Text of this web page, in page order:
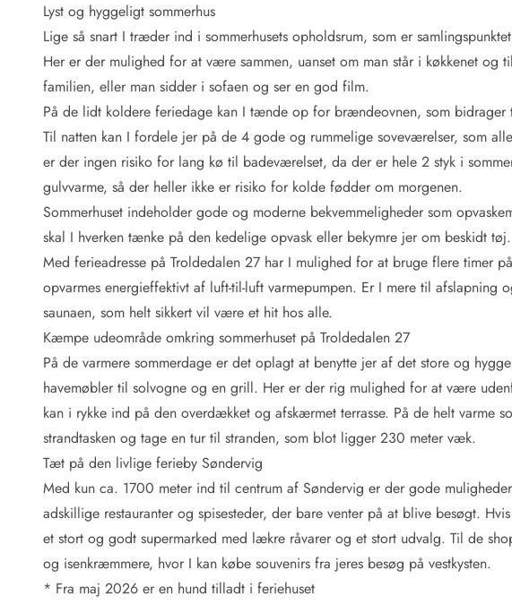
Vejret i Danmark
Sæsontider
Baderegler
Naturbeskyttelse
Webcam
Fotokonkurrence
Fordele hos os
Esmark Rejsecurity
Esmark KidsVIP
Esmark VIP: Fordele og rabataftaler
Prisgaranti
Ingen depositum
Gæsteanmeldelser
Gratis WiFi i ferieområdet
We love people!
Fritidsaktiviteter
Esmark VIP partnerfordele
Esmark KidsVIP
LEGOLAND® rabat
Ferie med børn
Ferie med hund
Ferie ved stranden
Naturoplevelser
Rav - find det selv langs Vesterhavet
Indendørs legelande
Lyst og hyggeligt sommerhus
Lige så snart I træder ind i sommerhusets opholdsrum, som er
Her er der mulighed for at være sammen, uanset om man står i køkkenet
familien, eller man sidder i sofaen og ser en god film.
På de lidt koldere feriedage kan I tænde op for brændeovnen, som bidrager
Til natten kan I fordele jer på de 4 gode og rummelige soveværelser, som
er der ingen risiko for lang kø til badeværelset, da der er hele 2 styk i
gulvvarme, så der heller ikke er risiko for kolde fødder om morgenen.
Sommerhuset indeholder gode og moderne bekvemmeligheder som
skal I hverken tænke på den kedelige opvask eller bekymre jer om beskidt tøj.
Med ferieadresse på Troldedalen 27 har I mulighed for at bruge flere timer
opvarmes energieffektivt af luft-til-luft varmepumpen. Er I mere til afslapning
saunaen, som helt sikkert vil være et hit hos alle.
Kæmpe udeområde omkring sommerhuset på Troldedalen 27
På de varmere sommerdage er det oplagt at benytte jer af det store og
havemøbler til solvogne og en grill. Her er der rig mulighed for at være
kan i rykke ind på den overdækket og afskærmet terrasse. På de helt varme
strandtasken og tage en tur til stranden, som blot ligger 230 meter væk.
Tæt på den livlige ferieby Søndervig
Med kun ca. 1700 meter ind til centrum af Søndervig er der gode
adskillige restauranter og spisesteder, der bare venter på at blive besøgt.
et stort og godt supermarked med lækre råvarer og et stort udvalg. Til de
og isenkræmmere, hvor I kan købe souvenirs fra jeres besøg på vestkysten.
* Fra maj 2026 er en hund tilladt i feriehuset